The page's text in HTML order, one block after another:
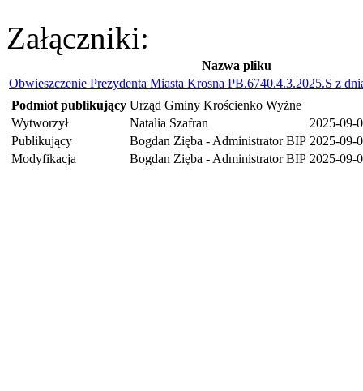
Załączniki:
Nazwa pliku
Obwieszczenie Prezydenta Miasta Krosna PB.6740.4.3.2025.S z
Podmiot publikujący Urząd Gminy Krościenko Wyżne
Wytworzył
Natalia Szafran
2025-09-
Publikujący
Bogdan Zięba - Administrator BIP 2025-09-
Modyfikacja
Bogdan Zięba - Administrator BIP 2025-09-